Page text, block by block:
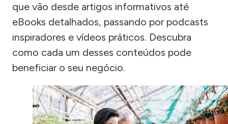
que vão desde artigos informativos até
eBooks detalhados, passando por podcasts
inspiradores e vídeos práticos. Descubra
como cada um desses conteúdos pode
beneficiar o seu negócio.